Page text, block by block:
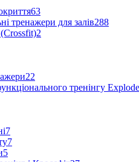
63
тренажери для залів288
2
22
тренінгу Explode
7
7
5